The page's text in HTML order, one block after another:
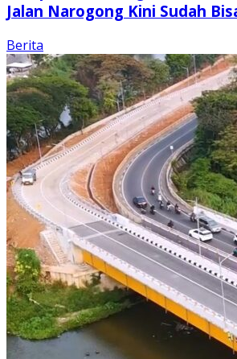
Jalan Narogong Kini Sudah
Berita